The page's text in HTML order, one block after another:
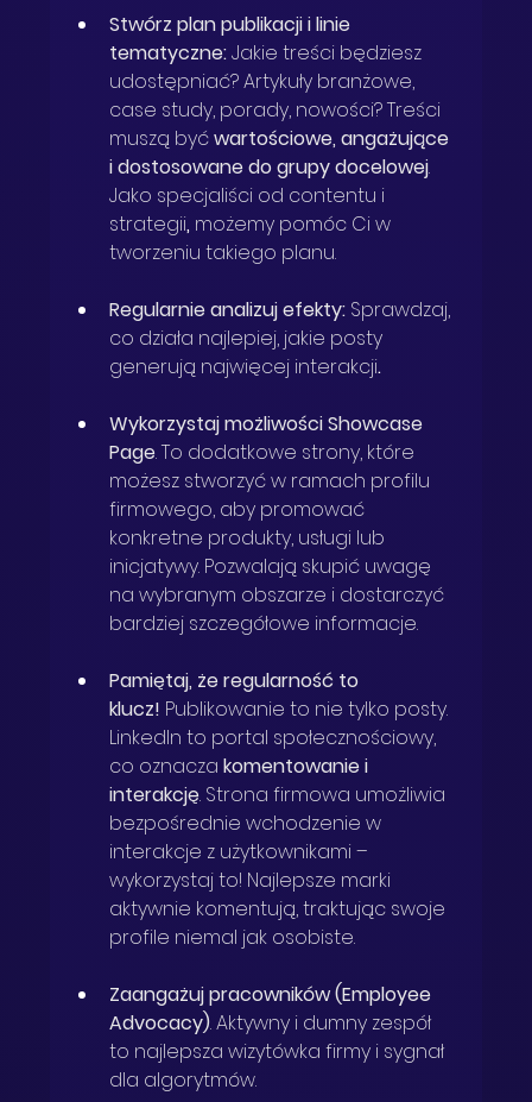
Stwórz plan publikacji i linie
tematyczne: Jakie treści będziesz
udostępniać? Artykuły branżowe,
case study, porady, nowości? Treści
muszą być wartościowe, angażujące
i dostosowane do grupy docelowej.
Jako specjaliści od contentu i
strategii, możemy pomóc Ci w
tworzeniu takiego planu.
Regularnie analizuj efekty: Sprawdzaj,
co działa najlepiej, jakie posty
generują najwięcej interakcji.
Wykorzystaj możliwości Showcase
Page. To dodatkowe strony, które
możesz stworzyć w ramach profilu
firmowego, aby promować
konkretne produkty, usługi lub
inicjatywy. Pozwalają skupić uwagę
na wybranym obszarze i dostarczyć
bardziej szczegółowe informacje.
Pamiętaj, że regularność to
klucz! Publikowanie to nie tylko posty.
LinkedIn to portal społecznościowy,
co oznacza komentowanie i
interakcję. Strona firmowa umożliwia
bezpośrednie wchodzenie w
interakcje z użytkownikami –
wykorzystaj to! Najlepsze marki
aktywnie komentują, traktując swoje
profile niemal jak osobiste.
Zaangażuj pracowników (Employee
Advocacy). Aktywny i dumny zespół
to najlepsza wizytówka firmy i sygnał
dla algorytmów.